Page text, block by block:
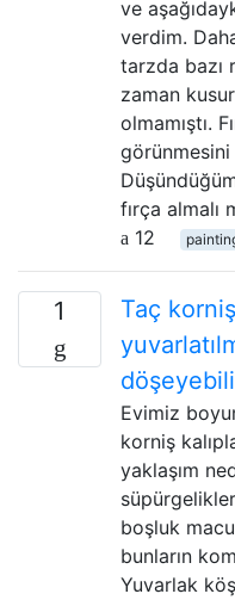
ve
verdim.
tarzda bazı
zaman
olmamıştı.
görünmesini
fırça almalı
12
1
Taç
Evimiz
korniş
yaklaşım
boşluk
bunların
Yuvarlak